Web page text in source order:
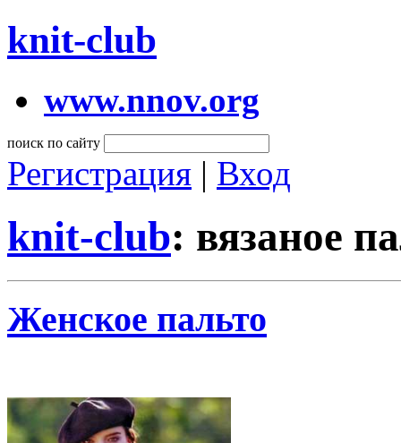
knit-club
www.nnov.org
поиск по сайту
Регистрация | Вход
knit-club: вязаное
Женское пальто